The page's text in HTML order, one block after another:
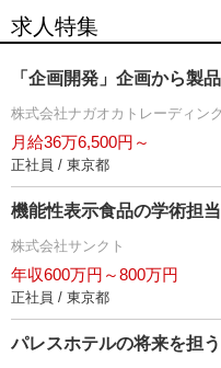
求人特集
「企画開発」企画から製
株式会社ナガオカトレーディン
月給36万6,500円～
正社員 / 東京都
機能性表示食品の学術担当
株式会社サンクト
年収600万円～800万円
正社員 / 東京都
パレスホテルの将来を担